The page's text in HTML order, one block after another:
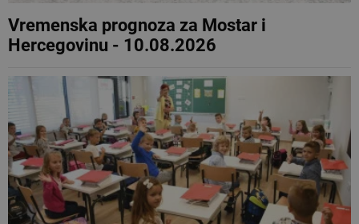
Vremenska prognoza za Mostar i
Hercegovinu - 10.08.2026